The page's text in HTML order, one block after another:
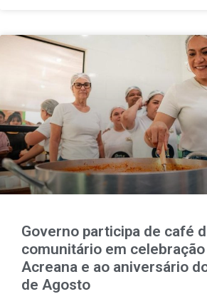
Governo participa de café
comunitário em
Acreana e ao aniversário
de Agosto